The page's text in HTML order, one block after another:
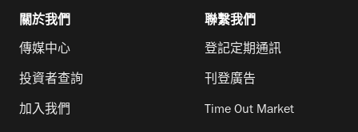
關於我們
傳媒中心
投資者查詢
加入我們
聯繫我們
登記定期通訊
刊登廣告
Time Out Market